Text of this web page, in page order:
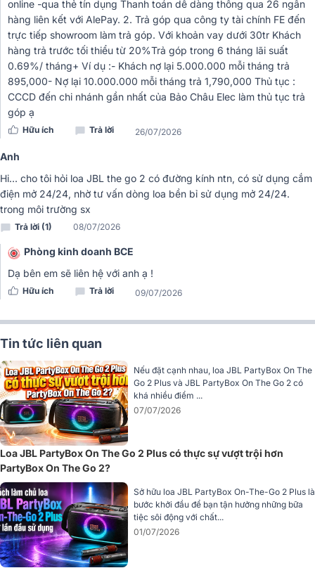
Tay cầm tích hợp và dây đeo vai thuận tiện
JBL PartyBox On-The-Go 2 Plus được trang bị tay cầm đặt ở vị trí
trung tâm, giúp cân bằng trọng lượng và cầm nắm chắc chắn hơn
khi di chuyển. Đi kèm là dây đeo vai bản rộng có độ bền cao, giúp
giảm áp lực lên tay khi mang loa trong thời gian dài. Người dùng có
thể linh hoạt lựa chọn xách tay hoặc đeo vai tùy theo nhu cầu, đặc
biệt tiện lợi khi mang loa đến các buổi dã ngoại, cắm trại hoặc tiệc
ngoài trời.
Hoàn thiện chắc chắn, sử dụng ổn định
online -qua thẻ tín dụng Thanh toán dễ dàng thông qua 26 ngân
hàng liên kết với AlePay. 2. Trả góp qua công ty tài chính FE đến
trực tiếp showroom làm trả góp. Với khoản vay dưới 30tr Khách
hàng trả trước tối thiểu từ 20%Trả góp trong 6 tháng lãi suất
0.69%/ tháng+ Ví dụ :- Khách nợ lại 5.000.000 mỗi tháng trả
895,000- Nợ lại 10.000.000 mỗi tháng trả 1,790,000 Thủ tục :
CCCD đến chi nhánh gần nhất của Bảo Châu Elec làm thủ tục trả
góp ạ
Hữu ích Trả lời 26/07/2026
Anh
Hi... cho tôi hỏi loa JBL the go 2 có đường kính ntn, có sử dụng cắm
điện mở 24/24, nhờ tư vấn dòng loa bền bỉ sử dụng mở 24/24.
trong môi trường sx
Trả lời (1) 08/07/2026
Phòng kinh doanh BCE
Dạ bên em sẽ liên hệ với anh ạ !
Hữu ích Trả lời 09/07/2026
Tin tức liên quan
Nếu đặt cạnh nhau, loa JBL PartyBox On The
Go 2 Plus và JBL PartyBox On The Go 2 có
khá nhiều điểm ...
07/07/2026
Loa JBL PartyBox On The Go 2 Plus có thực sự vượt trội hơn
PartyBox On The Go 2?
Sở hữu loa JBL PartyBox On-The-Go 2 Plus là
bước khởi đầu để bạn tận hưởng những bữa
tiệc sôi động với chất...
01/07/2026